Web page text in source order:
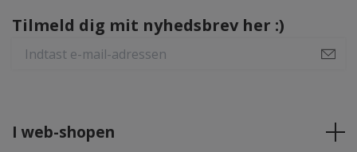
Tilmeld dig mit nyhedsbrev her :)
I web-shopen